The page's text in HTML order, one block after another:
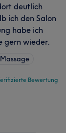
deutlich
ich den Salon
habe ich
gern wieder.
Bewertung